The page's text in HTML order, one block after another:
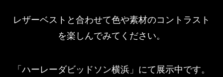
レザーベストと合わせて色や素材のコントラスト
を楽しんでみてください。
「ハーレーダビッドソン横浜」にて展示中です。